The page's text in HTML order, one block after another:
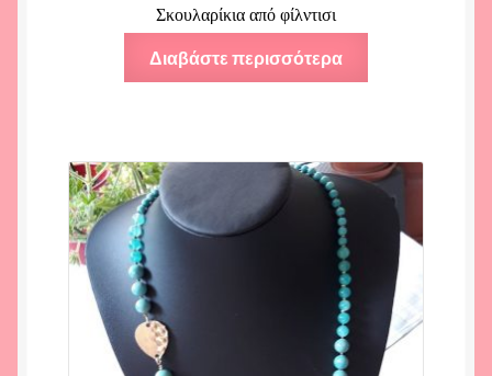
Σκουλαρίκια από φίλντισι
Διαβάστε περισσότερα